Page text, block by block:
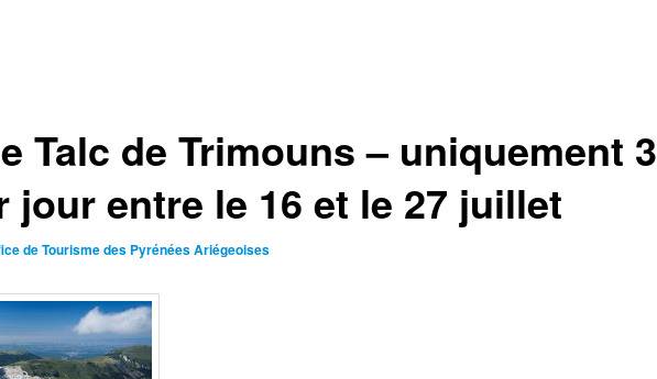
Talc de Trimouns – uniquement 3
jour entre le 16 et le 27 juillet
de Tourisme des Pyrénées Ariégeoises